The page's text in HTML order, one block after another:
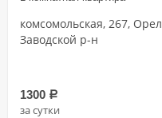
комсомольская, 267, Орел
Заводской р-н
1300 a
за сутки